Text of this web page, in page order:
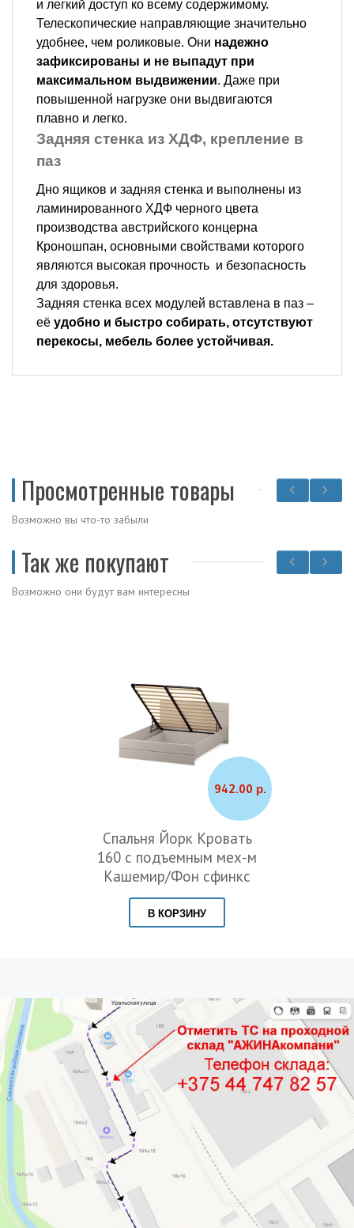
и легкий доступ ко всему содержимому.
Телескопические направляющие значительно
удобнее, чем роликовые. Они надежно
зафиксированы и не выпадут при
максимальном выдвижении. Даже при
повышенной нагрузке они выдвигаются
плавно и легко.
Задняя стенка из ХДФ, крепление в
паз
Дно ящиков и задняя стенка и выполнены из
ламинированного ХДФ черного цвета
производства австрийского концерна
Кроношпан, основными свойствами которого
являются высокая прочность и безопасность
для здоровья.
Задняя стенка всех модулей вставлена в паз –
её удобно и быстро собирать, отсутствуют
перекосы, мебель более устойчивая.
Просмотренные товары
Возможно вы что-то забыли
Так же покупают
Возможно они будут вам интересны
Спальня Йорк Кровать
160 без основания
Кашемир/Фон сфинкс